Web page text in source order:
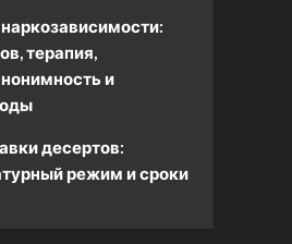
терапия,
и
десертов:
режим и сроки